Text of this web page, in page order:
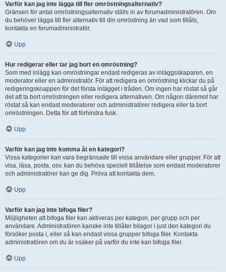
Varför kan jag inte lägga till fler omröstningsalternativ?
Gränsen för antal omröstningsalternativ ställs in av forumadministratören. Om
du behöver lägga till fler alternativ till din omröstning än vad som tillåts,
kontakta en forumadministratör.
Upp
Hur redigerar eller tar jag bort en omröstning?
Som med inlägg kan omröstningar endast redigeras av inläggsskaparen, en
moderator eller en administratör. För att redigera en omröstning klickar du på
redigeringsknappen för det första inlägget i tråden. Om ingen har röstat så går
det att ta bort omröstningen eller redigera alternativen. Om någon däremot har
röstat så kan endast moderatorer och administratörer redigera eller ta bort
omröstningen. Detta för att förhindra fusk.
Upp
Varför kan jag inte komma åt en kategori?
Vissa kategorier kan vara begränsade till vissa användare eller grupper. För att
visa, läsa, posta, osv. kan du behöva speciell tillåtelse som endast moderatorer
och administratörer kan ge dig. Pröva att kontakta dem.
Upp
Varför kan jag inte bifoga filer?
Möjligheten att bifoga filer kan aktiveras per kategori, per grupp och per
användare. Administratören kanske inte tillåter bilagor i just den kategori du
försöker posta i, eller så kan endast vissa grupper bifoga filer. Kontakta
administratören om du är osäker på varför du inte kan bifoga filer.
Upp